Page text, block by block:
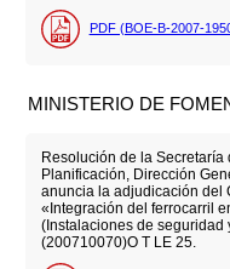
PDF (BOE-B-2007-
MINISTERIO DE
Resolución de la Secretaría
Planificación, Dirección
anuncia la adjudicación del
«Integración del ferrocarril
(Instalaciones de seguridad
(200710070)O T LE 25.